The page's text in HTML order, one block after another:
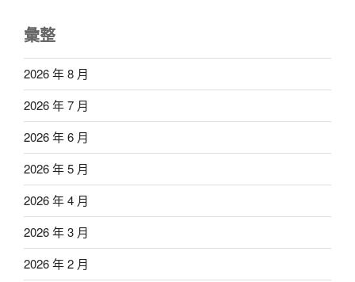
彙整
2026 年 8 月
2026 年 7 月
2026 年 6 月
2026 年 5 月
2026 年 4 月
2026 年 3 月
2026 年 2 月